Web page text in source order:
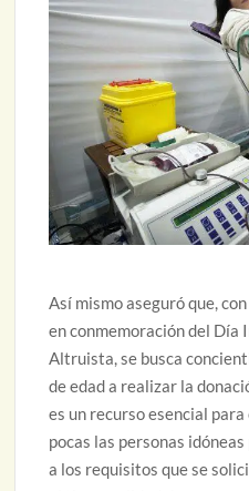
Así mismo aseguró que,
en conmemoración del
Altruista, se busca
de edad a realizar la
es un recurso esencial
pocas las personas
a los requisitos que se